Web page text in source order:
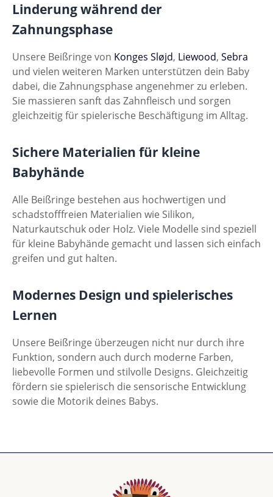
Linderung während der
Zahnungsphase
Unsere Beißringe von Konges Sløjd, Liewood, Sebra
und vielen weiteren Marken unterstützen dein Baby
dabei, die Zahnungsphase angenehmer zu erleben.
Sie massieren sanft das Zahnfleisch und sorgen
gleichzeitig für spielerische Beschäftigung im Alltag.
Sichere Materialien für kleine
Babyhände
Alle Beißringe bestehen aus hochwertigen und
schadstofffreien Materialien wie Silikon,
Naturkautschuk oder Holz. Viele Modelle sind speziell
für kleine Babyhände gemacht und lassen sich einfach
greifen und gut halten.
Modernes Design und spielerisches
Lernen
Unsere Beißringe überzeugen nicht nur durch ihre
Funktion, sondern auch durch moderne Farben,
liebevolle Formen und stilvolle Designs. Gleichzeitig
fördern sie spielerisch die sensorische Entwicklung
sowie die Motorik deines Babys.